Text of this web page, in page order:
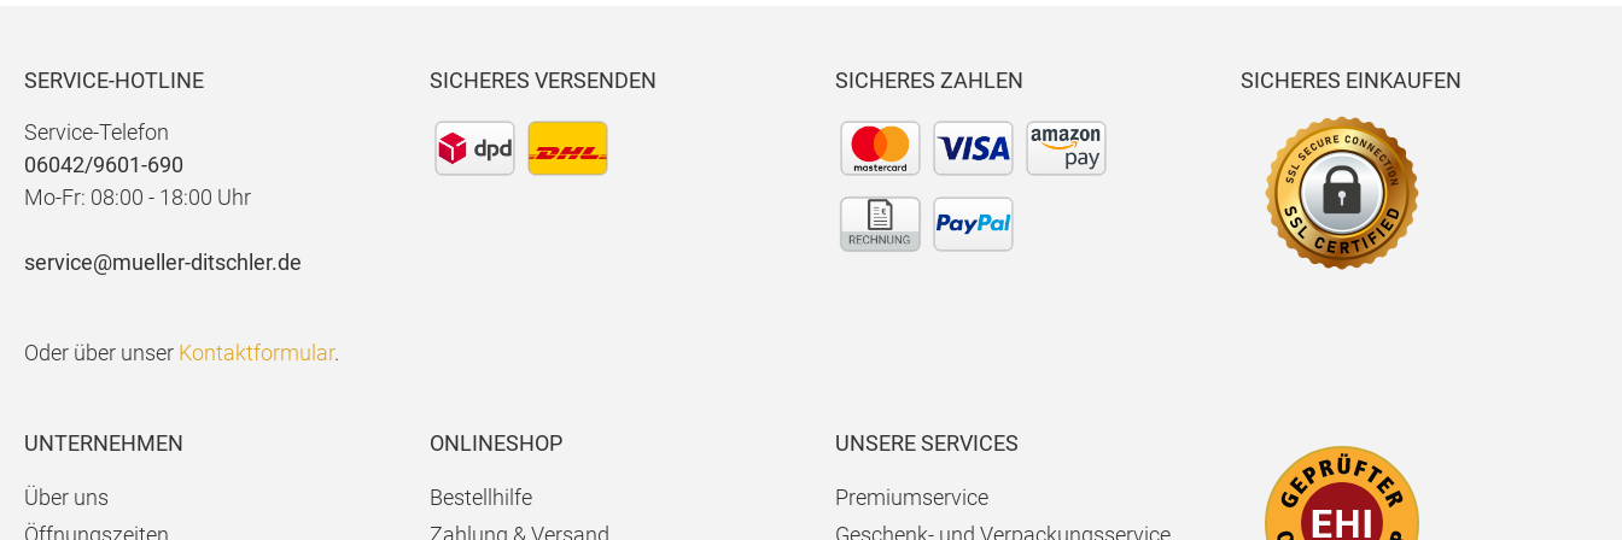
SERVICE-HOTLINE
Service-Telefon
06042/9601-690
Mo-Fr: 08:00 - 18:00 Uhr
service@mueller-ditschler.de
Oder über unser Kontaktformular.
SICHERES VERSENDEN SICHERES ZAHLEN SICHERES EINKAUFEN
UNTERNEHMEN
Über uns
Öffnungszeiten
ONLINESHOP
Bestellhilfe
Zahlung & Versand
UNSERE SERVICES
Premiumservice
Geschenk- und Verpackungsservice